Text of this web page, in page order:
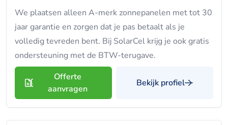
We plaatsen alleen A-merk zonnepanelen met tot 30
jaar garantie en zorgen dat je pas betaalt als je
volledig tevreden bent. Bij SolarCel krijg je ook gratis
ondersteuning met de BTW-terugave.
Offerte
aanvragen
Bekijk profiel